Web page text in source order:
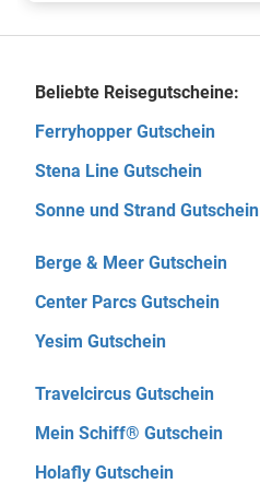
Beliebte Reisegutscheine:
Ferryhopper Gutschein
Stena Line Gutschein
Sonne und Strand Gutschein
Berge & Meer Gutschein
Center Parcs Gutschein
Yesim Gutschein
Travelcircus Gutschein
Mein Schiff® Gutschein
Holafly Gutschein